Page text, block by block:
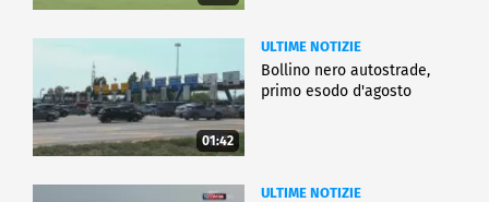
01:42
ULTIME NOTIZIE
Bollino nero autostrade,
primo esodo d'agosto
ULTIME NOTIZIE